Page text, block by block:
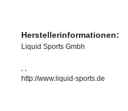
Herstellerinformationen:
Liquid Sports Gmbh
, ,
http://www.liquid-sports.de